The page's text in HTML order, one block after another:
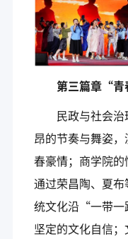
第三篇章“青
民政与社会
昂的节奏与舞姿
春豪情；商学院的
通过荣昌陶、夏
统文化沿“一带一
坚定的文化自信